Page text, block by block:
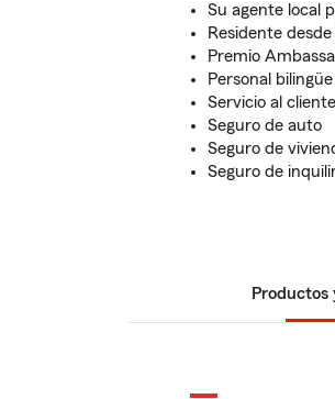
Su agente local
Residente
Premio
Personal
Servicio al
Seguro de auto
Seguro de
Seguro de
Productos